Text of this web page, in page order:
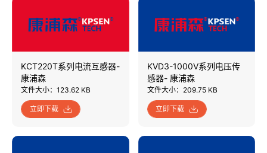
KCT220T系列电流互感器-
康浦森
文件大小：123.62 KB
立即下载
KVD3-1000V系列电压传
感器- 康浦森
文件大小：209.75 KB
立即下载